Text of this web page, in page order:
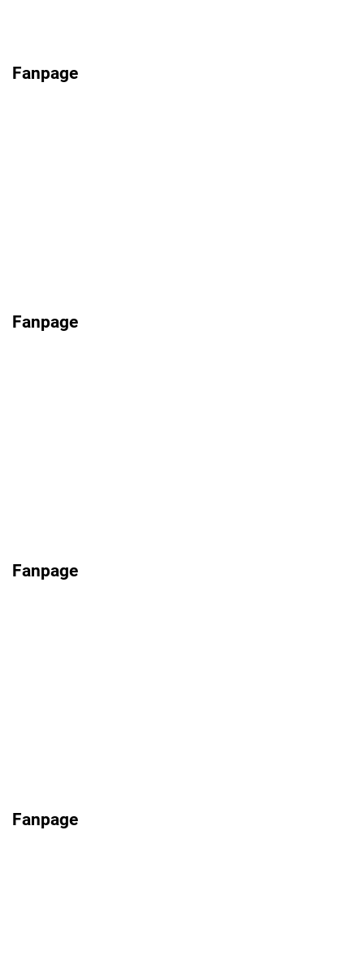
Fanpage
Fanpage
Fanpage
Fanpage